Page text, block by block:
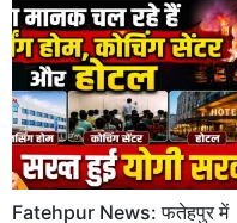
Fatehpur News: फतेहपुर में